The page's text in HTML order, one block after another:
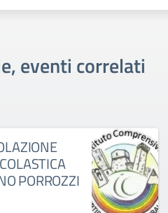
eventi correlati
PORROZZI